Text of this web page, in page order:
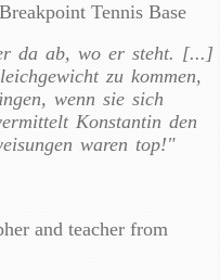
Tennis Base
da ab, wo er steht. [...]
zu kommen,
wenn sie sich
Konstantin den
waren top!"
and teacher from